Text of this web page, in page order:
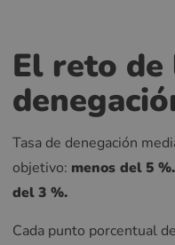
El reto de
Tasa de denegación
objetivo: menos del 5 %.
del 3 %.
Cada punto porcentual